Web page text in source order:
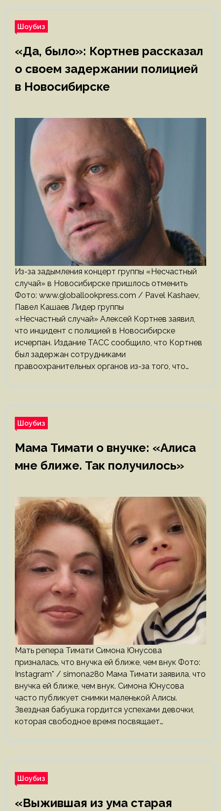
Шоубиз
«Да, было»: Кортнев рассказал
о своем задержании полицией
в Новосибирске
Из-за задымления концерт группы «Несчастный
случай» в Новосибирске пришлось отменить
Фото: www.globallookpress.com / Pavel Kashaev,
Павел Кашаев Лидер группы
«Несчастный случай» Алексей Кортнев заявил,
что инцидент с полицией в Новосибирске
исчерпан. Издание ТАСС сообщило, что Кортнев
был задержан сотрудниками
правоохранительных органов из-за того, что…
Шоубиз
Мама Тимати о внучке: «Алиса
мне ближе. Так получилось»
Мать репера Тимати Симона Юнусова
призналась, что внучка ей ближе, чем внук Фото:
Instagram* / simona280 Мама Тимати заявила, что
внучка ей ближе, чем внук. Симона Юнусова
часто публикует снимки маленькой Алисы.
Звездная бабушка гордится успехами девочки,
которая свободное время посвящает…
Шоубиз
«Выжившая из ума старая